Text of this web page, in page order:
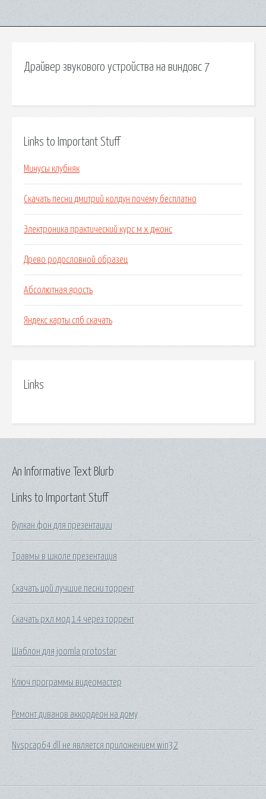
Драйвер звукового устройства на виндовс 7
Links to Important Stuff
Минусы клубняк
Скачать песни дмитрий колдун почему бесплатно
Электроника практический курс м х джонс
Древо родословной образец
Абсолютная ярость
Яндекс карты спб скачать
Links
Links to Important Stuff
Вулкан фон для презентации
Травмы в школе презентация
Скачать цой лучшие песни торрент
Скачать рхл мод 14 через торрент
Шаблон для joomla protostar
Ключ программы видеомастер
Ремонт диванов аккордеон на дому
Nvspcap64 dll не является приложением win32
An Informative Text Blurb